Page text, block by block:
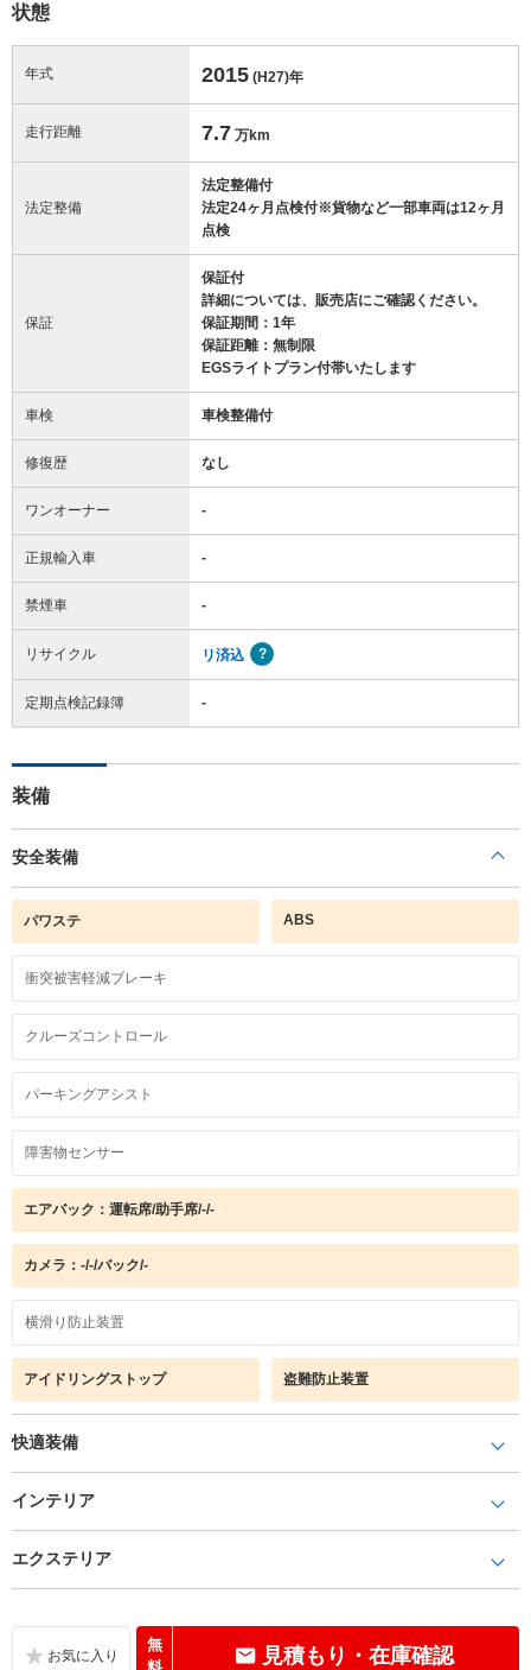
状態
年式 2015 (H27)年
走行距離 7.7 万km
法定整備
法定整備付
法定24ヶ月点検付※貨物など一部車両は12ヶ月
点検
保証
保証付
詳細については、販売店にご確認ください。
保証期間：1年
保証距離：無制限
EGSライトプラン付帯いたします
車検 車検整備付
修復歴 なし
ワンオーナー -
正規輸入車 -
禁煙車 -
リサイクル リ済込
定期点検記録簿 -
装備
安全装備
パワステ ABS
衝突被害軽減ブレーキ
クルーズコントロール
パーキングアシスト
障害物センサー
エアバック：運転席/助手席/-/-
カメラ：-/-/バック/-
横滑り防止装置
アイドリングストップ 盗難防止装置
快適装備
インテリア
エクステリア
無
見積もり・在庫確認